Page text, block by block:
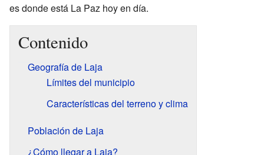
es donde está La Paz hoy en día.
Contenido
Geografía de Laja
Límites del municipio
Características del terreno y clima
Población de Laja
¿Cómo llegar a Laja?